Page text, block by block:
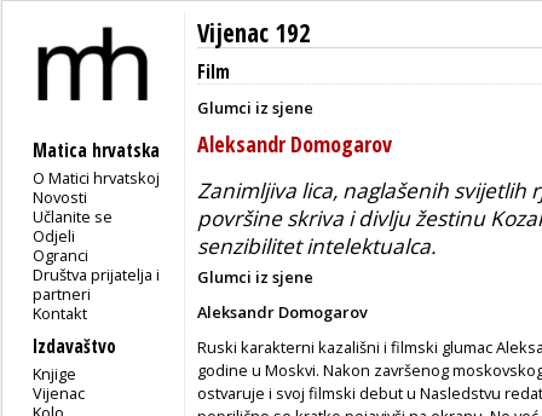
Matica hrvatska
O Matici hrvatskoj
Novosti
Učlanite se
Odjeli
Ogranci
Društva prijatelja i
partneri
Kontakt
Izdavaštvo
Knjige
Vijenac
Vijenac 192
Film
Glumci iz sjene
Aleksandr Domogarov
Zanimljiva lica, naglašenih svijetlih
površine skriva i divlju žestinu
senzibilitet intelektualca.
Glumci iz sjene
Aleksandr Domogarov
Ruski karakterni kazališni i filmski glumac
godine u Moskvi. Nakon završenog
ostvaruje i svoj filmski debut u Nasledstvu